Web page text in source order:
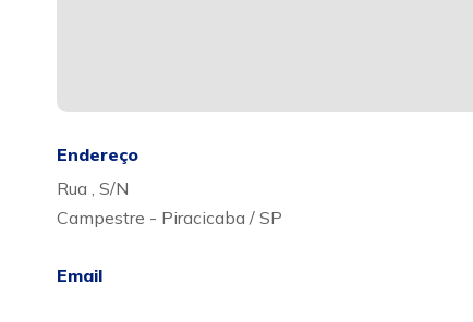
Endereço
Rua , S/N
Campestre - Piracicaba / SP
Email